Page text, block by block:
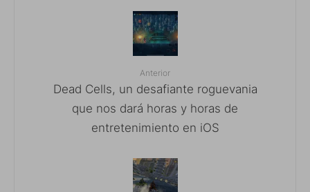
Anterior
Dead Cells, un desafiante roguevania
que nos dará horas y horas de
entretenimiento en iOS